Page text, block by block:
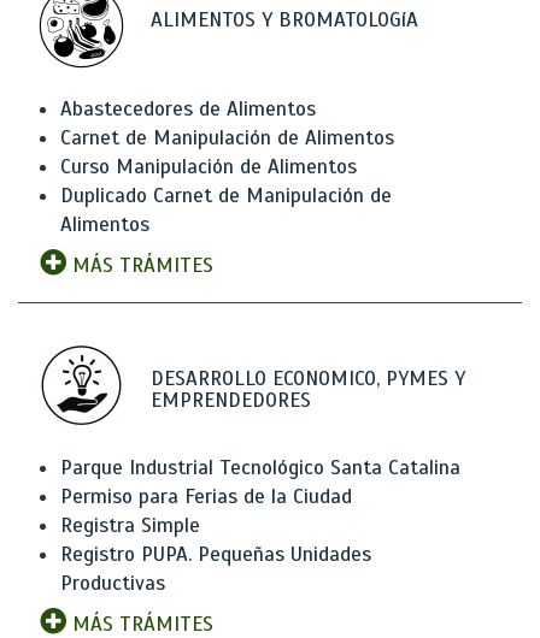
ALIMENTOS Y BROMATOLOGíA
Abastecedores de Alimentos
Carnet de Manipulación de Alimentos
Curso Manipulación de Alimentos
Duplicado Carnet de Manipulación de
Alimentos
MÁS TRÁMITES
DESARROLLO ECONOMICO, PYMES Y
EMPRENDEDORES
Parque Industrial Tecnológico Santa Catalina
Permiso para Ferias de la Ciudad
Registra Simple
Registro PUPA. Pequeñas Unidades
Productivas
MÁS TRÁMITES